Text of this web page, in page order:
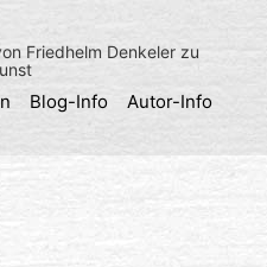
Friedhelm Denkeler zu
Blog-Info
Autor-Info